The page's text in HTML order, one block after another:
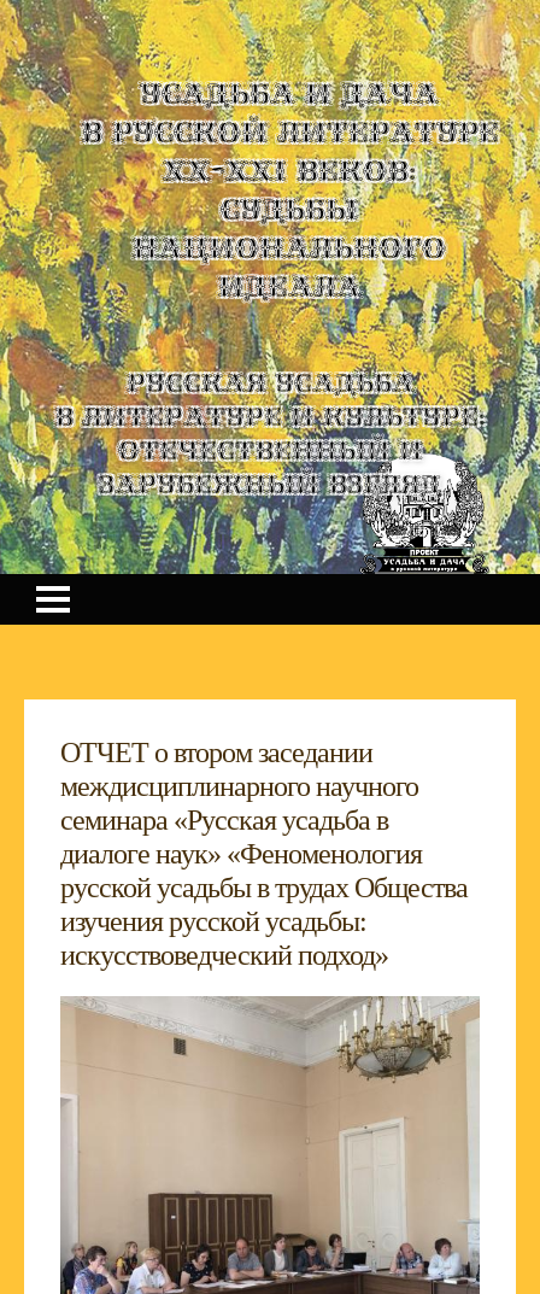
УСАДЬБА И ДАЧА
В РУССКОЙ ЛИТЕРАТУРЕ
XX-XXI ВЕКОВ:
СУДЬБЫ
НАЦИОНАЛЬНОГО
ИДЕАЛА
Русская усадьба
в литературе и культуре:
отечественный и
зарубежный взгляд
ОТЧЕТ о втором заседании
междисциплинарного научного
семинара «Русская усадьба в
диалоге наук» «Феноменология
русской усадьбы в трудах Общества
изучения русской усадьбы:
искусствоведческий подход»